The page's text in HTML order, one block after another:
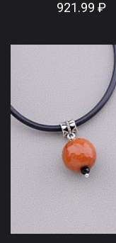
921.99 ₽